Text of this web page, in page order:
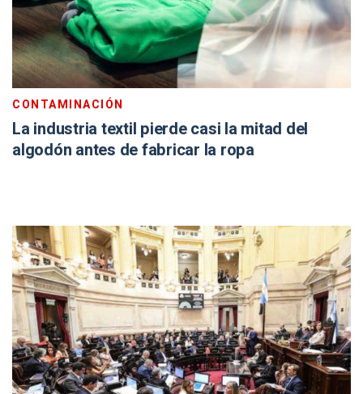
CONTAMINACIÓN
La industria textil pierde casi la mitad del
algodón antes de fabricar la ropa